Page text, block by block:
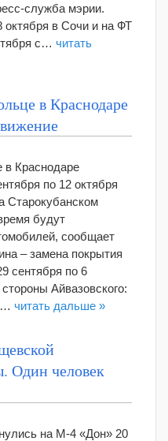
служба мэрии.
октября в Сочи и на ФТ
с… читать
в Краснодаре
в Краснодаре
по 12 октября
Старокубанском
будут
сообщает
– замена покрытия
сентября по 6
Айвазовского:
читать дальше »
Один человек
на М-4 «Дон» 20